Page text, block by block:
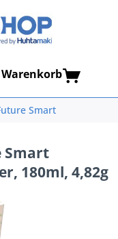
Warenkorb
Smart
Smart
180ml, 4,82g